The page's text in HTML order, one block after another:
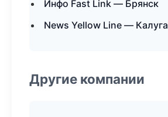
Инфо Fast Link — Брянск
News Yellow Line — Калуга
Другие компании